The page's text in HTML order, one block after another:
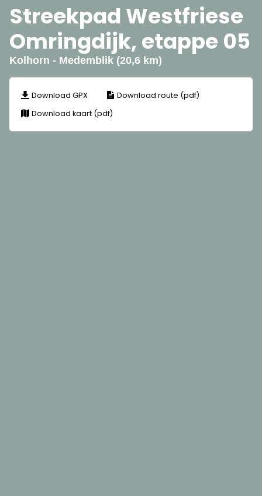
Streekpad Westfriese
Omringdijk, etappe 05
Kolhorn - Medemblik (20,6 km)
Download GPX
Download route (pdf)
Download kaart (pdf)